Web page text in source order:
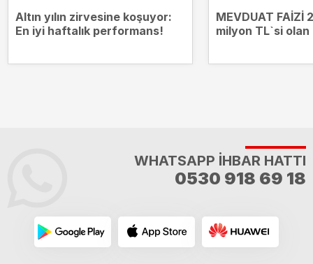
Altın yılın zirvesine koşuyor:
En iyi haftalık performans!
MEVDUAT FAİZİ
milyon TL`si
WHATSAPP İHBAR HATTI
0530 918 69 18